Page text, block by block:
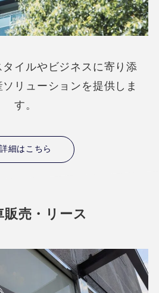
イルやビジネスに寄り添
リューションを提供しま
す。
詳細はこちら
販売・リース